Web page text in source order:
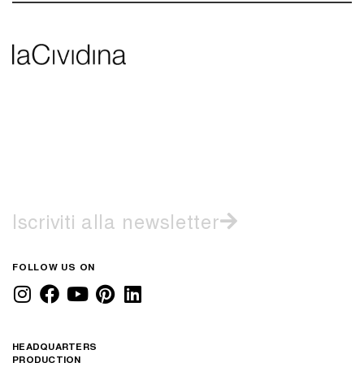
Iscriviti alla newsletter
FOLLOW US ON
HEADQUARTERS
PRODUCTION